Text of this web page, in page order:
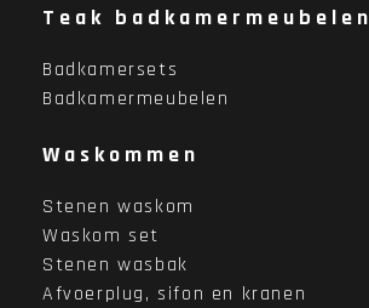
Teak badkamermeubelen
Badkamersets
Badkamermeubelen
Waskommen
Stenen waskom
Waskom set
Stenen wasbak
Afvoerplug, sifon en kranen